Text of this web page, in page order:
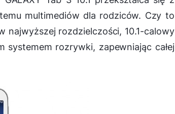
multimediów dla rodziców. Czy to
rozdzielczości, 10.1-calowy
systemem rozrywki, zapewniając całej